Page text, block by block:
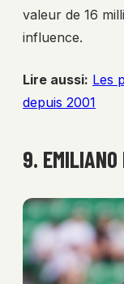
valeur de 16
influence.
Lire aussi: Les
depuis 2001
9.